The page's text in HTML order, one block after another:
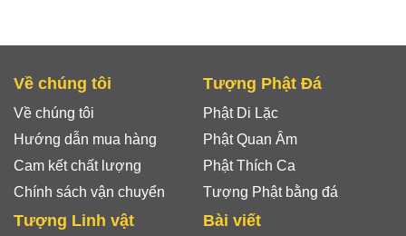
Về chúng tôi
Về chúng tôi
Hướng dẫn mua hàng
Cam kết chất lượng
Chính sách vận chuyển
Tượng Phật Đá
Phật Di Lặc
Phật Quan Âm
Phật Thích Ca
Tượng Phật bằng đá
Tượng Linh vật Bài viết